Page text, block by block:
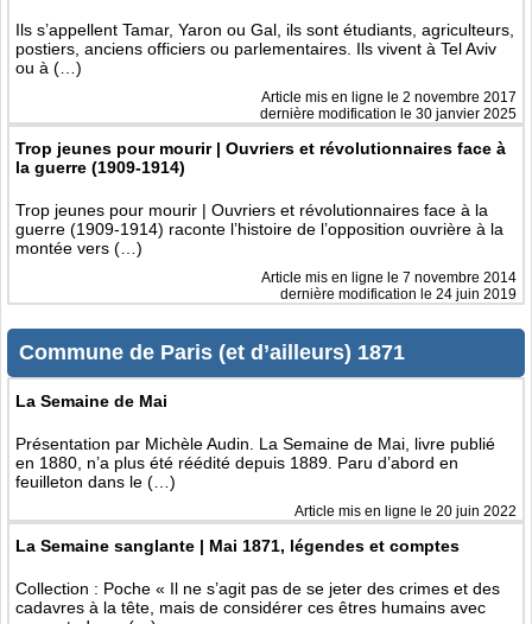
Ils s’appellent Tamar, Yaron ou Gal, ils sont étudiants, agriculteurs,
postiers, anciens officiers ou parlementaires. Ils vivent à Tel Aviv
ou à (…)
Article mis en ligne le 2 novembre 2017
dernière modification le 30 janvier 2025
Trop jeunes pour mourir | Ouvriers et révolutionnaires face à
la guerre (1909-1914)
Trop jeunes pour mourir | Ouvriers et révolutionnaires face à la
guerre (1909-1914) raconte l’histoire de l’opposition ouvrière à la
montée vers (…)
Article mis en ligne le 7 novembre 2014
dernière modification le 24 juin 2019
Commune de Paris (et d’ailleurs) 1871
La Semaine de Mai
Présentation par Michèle Audin. La Semaine de Mai, livre publié
en 1880, n’a plus été réédité depuis 1889. Paru d’abord en
feuilleton dans le (…)
Article mis en ligne le 20 juin 2022
La Semaine sanglante | Mai 1871, légendes et comptes
Collection : Poche « Il ne s’agit pas de se jeter des crimes et des
cadavres à la tête, mais de considérer ces êtres humains avec